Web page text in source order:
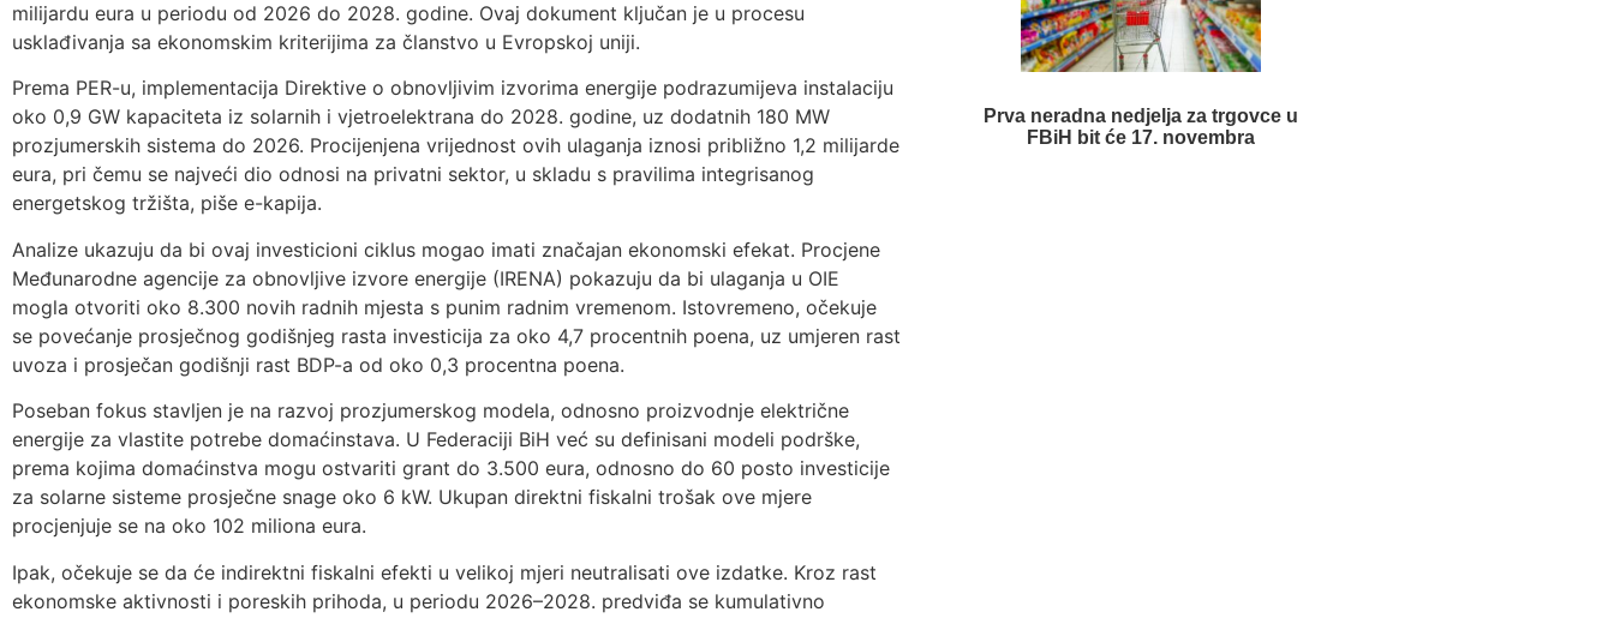
milijardu eura u periodu od 2026 do 2028. godine. Ovaj dokument ključan je u procesu
usklađivanja sa ekonomskim kriterijima za članstvo u Evropskoj uniji.
Prema PER-u, implementacija Direktive o obnovljivim izvorima energije podrazumijeva instalaciju
oko 0,9 GW kapaciteta iz solarnih i vjetroelektrana do 2028. godine, uz dodatnih 180 MW
prozjumerskih sistema do 2026. Procijenjena vrijednost ovih ulaganja iznosi približno 1,2 milijarde
eura, pri čemu se najveći dio odnosi na privatni sektor, u skladu s pravilima integrisanog
energetskog tržišta, piše e-kapija.
Analize ukazuju da bi ovaj investicioni ciklus mogao imati značajan ekonomski efekat. Procjene
Međunarodne agencije za obnovljive izvore energije (IRENA) pokazuju da bi ulaganja u OIE
mogla otvoriti oko 8.300 novih radnih mjesta s punim radnim vremenom. Istovremeno, očekuje
se povećanje prosječnog godišnjeg rasta investicija za oko 4,7 procentnih poena, uz umjeren rast
uvoza i prosječan godišnji rast BDP-a od oko 0,3 procentna poena.
Poseban fokus stavljen je na razvoj prozjumerskog modela, odnosno proizvodnje električne
energije za vlastite potrebe domaćinstava. U Federaciji BiH već su definisani modeli podrške,
prema kojima domaćinstva mogu ostvariti grant do 3.500 eura, odnosno do 60 posto investicije
za solarne sisteme prosječne snage oko 6 kW. Ukupan direktni fiskalni trošak ove mjere
procjenjuje se na oko 102 miliona eura.
Ipak, očekuje se da će indirektni fiskalni efekti u velikoj mjeri neutralisati ove izdatke. Kroz rast
ekonomske aktivnosti i poreskih prihoda, u periodu 2026–2028. predviđa se kumulativno
Prva neradna nedjelja za trgovce u
FBiH bit će 17. novembra